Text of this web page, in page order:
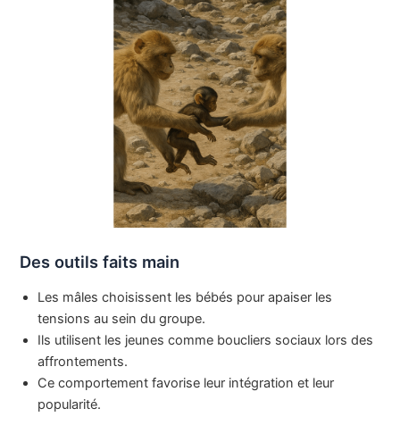
Des outils faits main
Les mâles choisissent les bébés pour apaiser les
tensions au sein du groupe.
Ils utilisent les jeunes comme boucliers sociaux lors des
affrontements.
Ce comportement favorise leur intégration et leur
popularité.